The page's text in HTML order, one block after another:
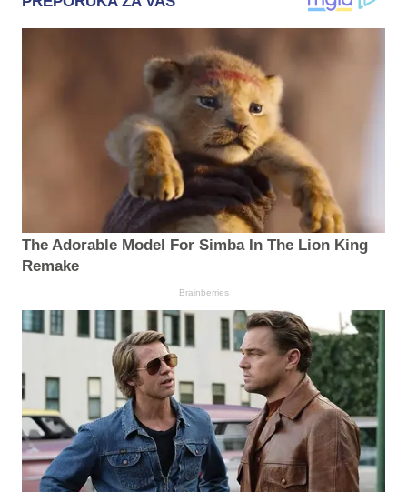
The Adorable Model For Simba In The Lion King
Remake
Brainberries